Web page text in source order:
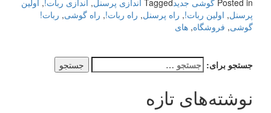
Posted in گوشی جدیدTagged اندازی پرسنل, اندازی ربات!, اولین
پرسنل, اولین ربات!, راه پرسنل, راه ربات!, راه گوشی, ربات!
گوشی, فروشگاه, های
جستجو برای:
نوشته‌های تازه